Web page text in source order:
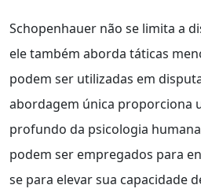
Schopenhauer não se limita a
ele também aborda táticas
podem ser utilizadas em
abordagem única proporciona
profundo da psicologia
podem ser empregados para
se para elevar sua capacidade